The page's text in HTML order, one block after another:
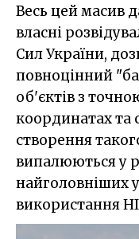
Весь цей масив
власні
Сил України,
повноцінний
об'єктів з
координатах та
створення
випалюються у
найголовніших
використання